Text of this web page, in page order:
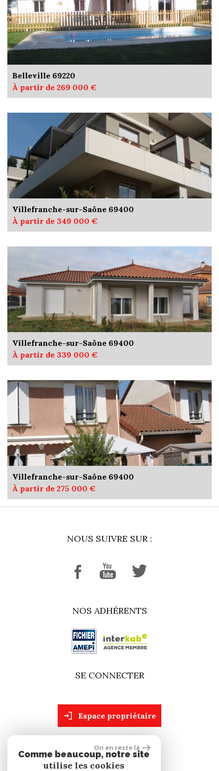
Belleville 69220
À partir de 269 000 €
Villefranche-sur-Saône 69400
À partir de 349 000 €
Villefranche-sur-Saône 69400
À partir de 339 000 €
Villefranche-sur-Saône 69400
À partir de 275 000 €
NOUS SUIVRE SUR :
NOS ADHÉRENTS
SE CONNECTER
espace propriétaire
site réalisé par
On en reste là
Comme beaucoup, notre site
utilise les cookies